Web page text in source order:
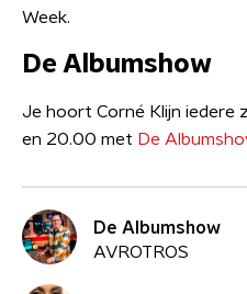
Week.
De Albumshow
Je hoort Corné Klijn iedere
en 20.00 met De
De Albumshow
AVROTROS